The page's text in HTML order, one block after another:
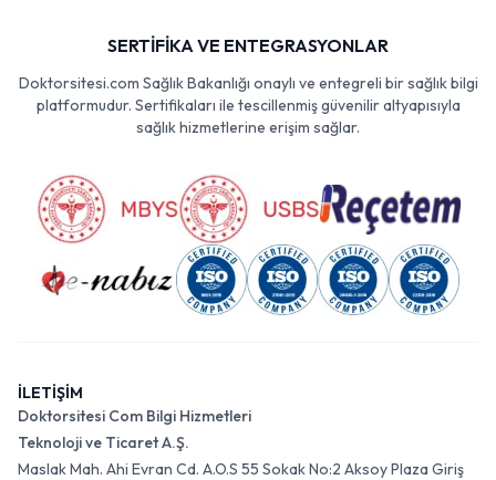
SERTİFİKA VE ENTEGRASYONLAR
Doktorsitesi.com Sağlık Bakanlığı onaylı ve entegreli bir sağlık bilgi
platformudur. Sertifikaları ile tescillenmiş güvenilir altyapısıyla
sağlık hizmetlerine erişim sağlar.
İLETİŞİM
Doktorsitesi Com Bilgi Hizmetleri
Teknoloji ve Ticaret A.Ş.
Maslak Mah. Ahi Evran Cd. A.O.S 55 Sokak No:2 Aksoy Plaza Giriş